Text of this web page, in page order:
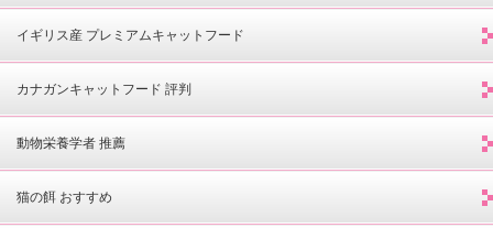
イギリス産 プレミアムキャットフード
カナガンキャットフード 評判
動物栄養学者 推薦
猫の餌 おすすめ